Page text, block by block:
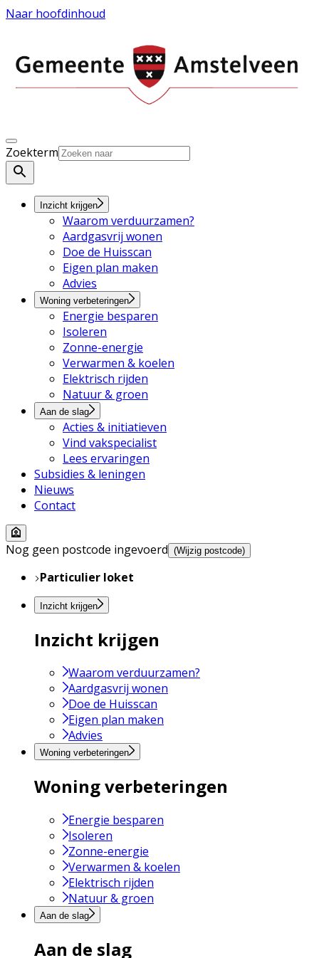
Naar hoofdinhoud
Zoekterm
Inzicht krijgen
Waarom verduurzamen?
Aardgasvrij wonen
Doe de Huisscan
Eigen plan maken
Advies
Woning verbeteringen
Energie besparen
Isoleren
Zonne-energie
Verwarmen & koelen
Elektrisch rijden
Natuur & groen
Aan de slag
Acties & initiatieven
Vind vakspecialist
Lees ervaringen
Subsidies & leningen
Nieuws
Contact
Nog geen postcode ingevoerd (Wijzig postcode)
Particulier loket
Inzicht krijgen
Inzicht krijgen
Waarom verduurzamen?
Aardgasvrij wonen
Doe de Huisscan
Eigen plan maken
Advies
Woning verbeteringen
Woning verbeteringen
Energie besparen
Isoleren
Zonne-energie
Verwarmen & koelen
Elektrisch rijden
Natuur & groen
Aan de slag
Aan de slag